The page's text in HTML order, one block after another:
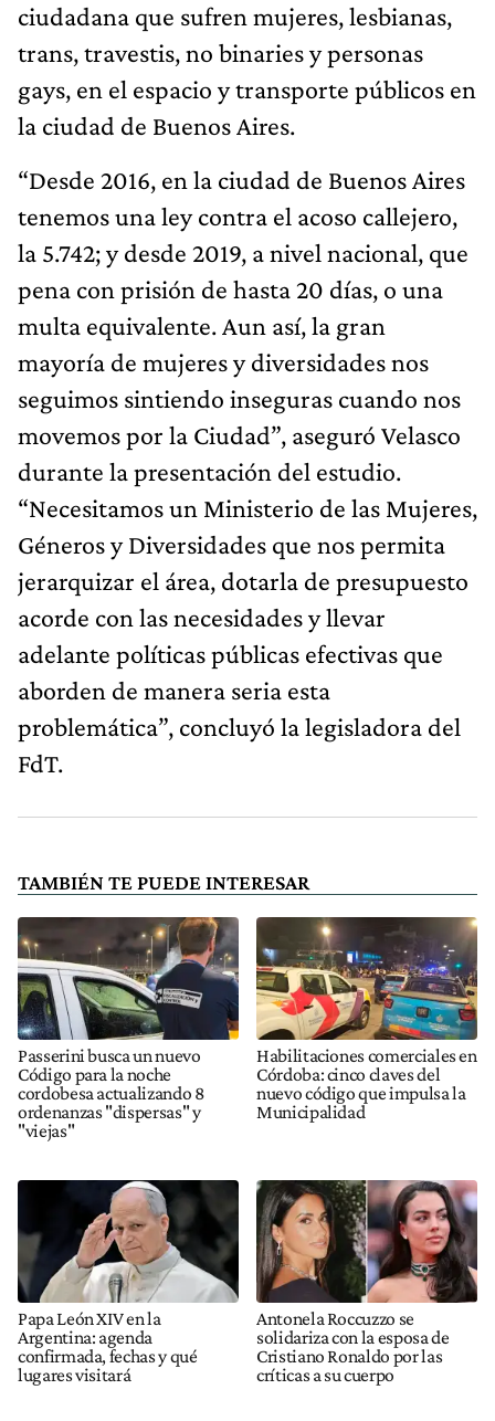
ciudadana que sufren mujeres, lesbianas,
trans, travestis, no binaries y personas
gays, en el espacio y transporte públicos en
la ciudad de Buenos Aires.
“Desde 2016, en la ciudad de Buenos Aires
tenemos una ley contra el acoso callejero,
la 5.742; y desde 2019, a nivel nacional, que
pena con prisión de hasta 20 días, o una
multa equivalente. Aun así, la gran
mayoría de mujeres y diversidades nos
seguimos sintiendo inseguras cuando nos
movemos por la Ciudad”, aseguró Velasco
durante la presentación del estudio.
“Necesitamos un Ministerio de las Mujeres,
Géneros y Diversidades que nos permita
jerarquizar el área, dotarla de presupuesto
acorde con las necesidades y llevar
adelante políticas públicas efectivas que
aborden de manera seria esta
problemática”, concluyó la legisladora del
FdT.
TAMBIÉN TE PUEDE INTERESAR
Passerini busca un nuevo
Código para la noche
cordobesa actualizando 8
ordenanzas "dispersas" y
"viejas"
Habilitaciones comerciales en
Córdoba: cinco claves del
nuevo código que impulsa la
Municipalidad
Papa León XIV en la
Argentina: agenda
confirmada, fechas y qué
lugares visitará
Antonela Roccuzzo se
solidariza con la esposa de
Cristiano Ronaldo por las
críticas a su cuerpo